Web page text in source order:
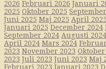
2026 Februari 2026 Januari
2025 Oktober 2025
Juni 2025 Maj 2025 April 2025
Januari 2025 December 2024
September 2024 Augusti 2024
April 2024 Mars 2024
2023 November 2023 Oktober
2023 Juli 2023 Juni 2023 Maj
Februari 2023 Januari 2023